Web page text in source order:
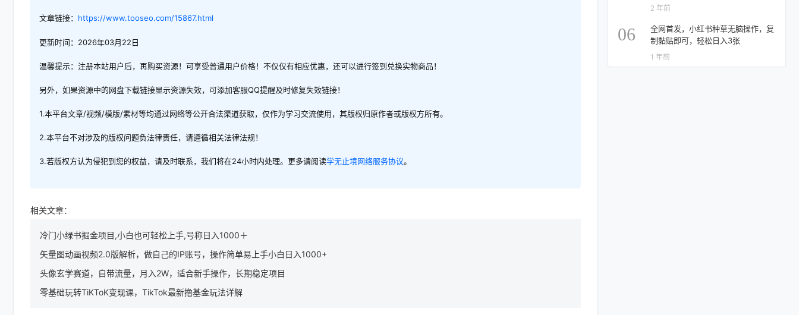
文章链接： https://www.tooseo.com/15867.html
更新时间：2026年03月22日
温馨提示：注册本站用户后，再购买资源！可享受普通用户价格！不仅仅有相应优惠，还可以进行签到兑换实物商品！
另外，如果资源中的网盘下载链接显示资源失效，可添加客服QQ提醒及时修复失效链接！
1.本平台文章/视频/模版/素材等均通过网络等公开合法渠道获取，仅作为学习交流使用，其版权归原作者或版权方所有。
2.本平台不对涉及的版权问题负法律责任，请遵循相关法律法规！
3.若版权方认为侵犯到您的权益，请及时联系，我们将在24小时内处理。更多请阅读学无止境网络服务协议。
相关文章：
冷门小绿书掘金项目,小白也可轻松上手,号称日入1000＋
矢量图动画视频2.0版解析，做自己的IP账号，操作简单易上手小白日入1000+
头像玄学赛道，自带流量，月入2W，适合新手操作，长期稳定项目
零基础玩转TiKToK变现课，TikTok最新撸基金玩法详解
2 年前
06
全网首发，小红书种草无脑操作，复
制黏贴即可，轻松日入3张
1 年前